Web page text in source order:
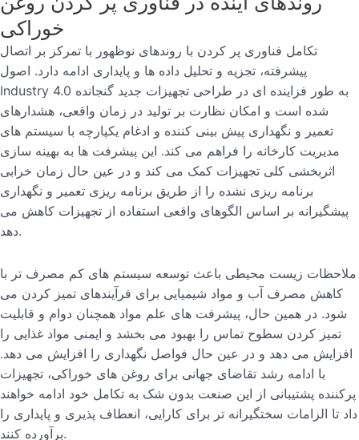
خوراکی
تکامل فناوری پر کردن با روندهای نوظهور با تمرکز بر اتصال
پیشرفته، تجزیه و تحلیل داده ها و پایداری ادامه دارد. اصول
Industry 4.0 به طور فزاینده ای در طراحی تجهیزات جدید گنجانده
شده است و امکان نظارت بر تولید در زمان واقعی، هشدارهای
تعمیر و نگهداری پیش بینی کننده و ادغام یکپارچه با سیستم های
مدیریت کارخانه را فراهم می کند. این پیشرفت ها به بهینه سازی
اثربخشی کلی تجهیزات کمک می کند و در عین حال زمان خرابی
برنامه ریزی نشده را از طریق برنامه ریزی تعمیر و نگهداری
پیشگیرانه بر اساس الگوهای واقعی استفاده از تجهیزات کاهش می
دهد.
ملاحظات زیست محیطی باعث توسعه سیستم های کم مصرف تر با
کاهش مصرف آب و مواد شیمیایی برای فرآیندهای تمیز کردن می
شود. در همین حال، پیشرفت های علم مواد همچنان دوام و قابلیت
تمیز کردن سطوح تماس را بهبود می بخشد و ایمنی مواد غذایی را
افزایش می دهد و در عین حال فواصل نگهداری را افزایش می دهد.
با ادامه رشد تقاضای جهانی برای روغن های خوراکی، تجهیزات
پرکننده پشتیبانی از این صنعت بدون شک به تکامل خود ادامه خواهند
داد تا الزامات سختگیرانه تر برای کارایی، انعطاف پذیری و پایداری را
برآورده کنند.